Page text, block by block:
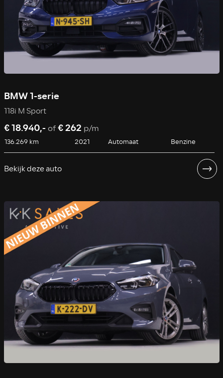
BMW 1-serie
118i M Sport
€ 18.940,- of€ 262 p/m
136.269 km 2021 Automaat Benzine
Bekijk deze auto